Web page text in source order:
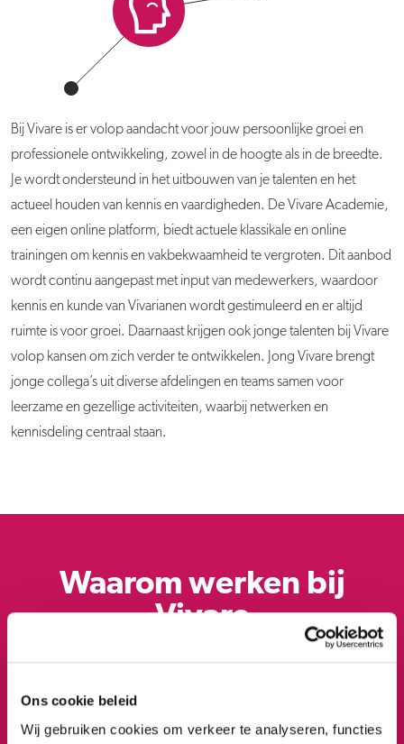
Ons cookie beleid
Wij gebruiken cookies om verkeer te analyseren, functies
Bij Vivare is er volop aandacht voor jouw persoonlijke groei en
professionele ontwikkeling, zowel in de hoogte als in de breedte.
Je wordt ondersteund in het uitbouwen van je talenten en het
actueel houden van kennis en vaardigheden. De Vivare Academie,
een eigen online platform, biedt actuele klassikale en online
trainingen om kennis en vakbekwaamheid te vergroten. Dit aanbod
wordt continu aangepast met input van medewerkers, waardoor
kennis en kunde van Vivarianen wordt gestimuleerd en er altijd
ruimte is voor groei. Daarnaast krijgen ook jonge talenten bij Vivare
volop kansen om zich verder te ontwikkelen. Jong Vivare brengt
jonge collega’s uit diverse afdelingen en teams samen voor
leerzame en gezellige activiteiten, waarbij netwerken en
kennisdeling centraal staan.
Waarom werken bij
Vivare
Erwin
Projectleider Brandveiligheid – Realisatie &